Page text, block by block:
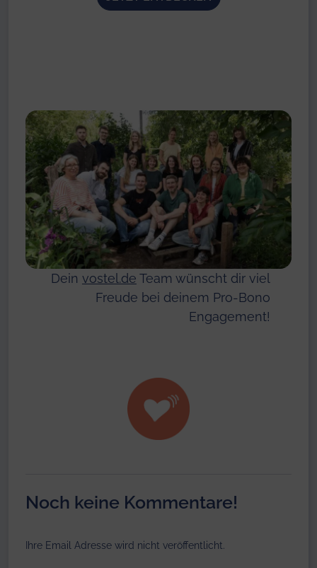
Dein vostel.de Team wünscht dir viel
Freude bei deinem Pro-Bono
Engagement!
Noch keine Kommentare!
Ihre Email Adresse wird nicht veröffentlicht.